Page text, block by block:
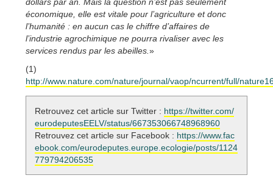
économique, elle est vitale pour l’agriculture et donc
l’humanité : en aucun cas le chiffre d’affaires de
l’industrie agrochimique ne pourra rivaliser avec les
services rendus par les abeilles. »
(1)
http://www.nature.com/nature/journal/vaop/ncurrent/full/
Retrouvez cet article sur Twitter : https://twitter.com/
eurodeputesEELV/status/667353066748968960
Retrouvez cet article sur Facebook : https://www.fac
ebook.com/eurodeputes.europe.ecologie/posts/1124
779794206535